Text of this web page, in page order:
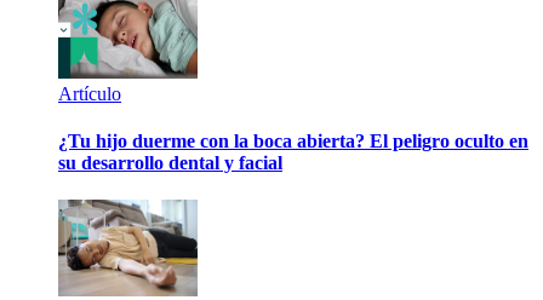
Artículo
¿Tu hijo duerme con la boca abierta? El peligro oculto en
su desarrollo dental y facial